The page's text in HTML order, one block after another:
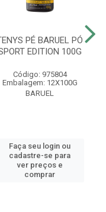
PÉ BARUEL PÓ
EDITION 100G
Código: 975804
Embalagem: 12X100G
BARUEL
Faça seu login ou
cadastre-se para
ver preços e
comprar